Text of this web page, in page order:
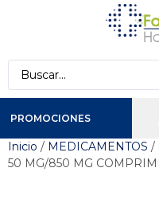
PROMOCIONES
Inicio / MEDICAMENTOS /
50 MG/850 MG